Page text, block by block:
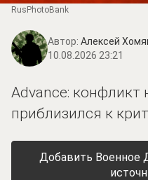
RusPhotoBank
Автор: Алексей
10.08.2026 23:21
Advance: конфликт
приблизился к
Добавить Военное